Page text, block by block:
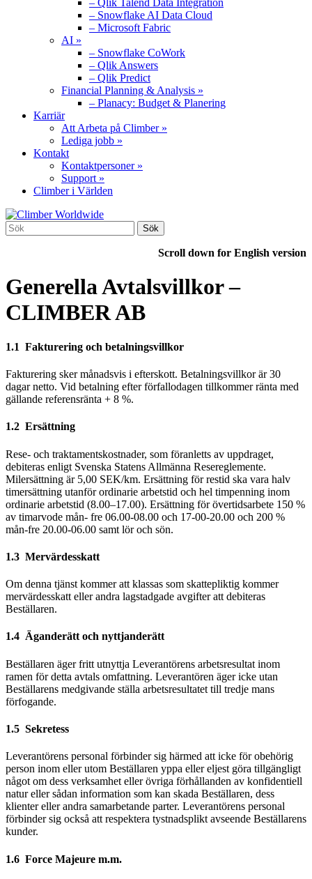
– Qlik Talend Data Integration
– Snowflake AI Data Cloud
– Microsoft Fabric
AI »
– Snowflake CoWork
– Qlik Answers
– Qlik Predict
Financial Planning & Analysis »
– Planacy: Budget & Planering
Karriär
Att Arbeta på Climber »
Lediga jobb »
Kontakt
Kontaktpersoner »
Support »
Climber i Världen
Scroll down for English version
Generella Avtalsvillkor –
CLIMBER AB
1.1 Fakturering och betalningsvillkor
Fakturering sker månadsvis i efterskott. Betalningsvillkor är 30
dagar netto. Vid betalning efter förfallodagen tillkommer ränta med
gällande referensränta + 8 %.
1.2 Ersättning
Rese- och traktamentskostnader, som föranletts av uppdraget,
debiteras enligt Svenska Statens Allmänna Resereglemente.
Milersättning är 5,00 SEK/km. Ersättning för restid ska vara halv
timersättning utanför ordinarie arbetstid och hel timpenning inom
ordinarie arbetstid (8.00–17.00). Ersättning för övertidsarbete 150 %
av timarvode mån- fre 06.00-08.00 och 17-00-20.00 och 200 %
mån-fre 20.00-06.00 samt lör och sön.
1.3 Mervärdesskatt
Om denna tjänst kommer att klassas som skattepliktig kommer
mervärdesskatt eller andra lagstadgade avgifter att debiteras
Beställaren.
1.4 Äganderätt och nyttjanderätt
Beställaren äger fritt utnyttja Leverantörens arbetsresultat inom
ramen för detta avtals omfattning. Leverantören äger icke utan
Beställarens medgivande ställa arbetsresultatet till tredje mans
förfogande.
1.5 Sekretess
Leverantörens personal förbinder sig härmed att icke för obehörig
person inom eller utom Beställaren yppa eller eljest göra tillgängligt
något om dess verksamhet eller övriga förhållanden av konfidentiell
natur eller sådan information som kan skada Beställaren, dess
klienter eller andra samarbetande parter. Leverantörens personal
förbinder sig också att respektera tystnadsplikt avseende Beställarens
kunder.
1.6 Force Majeure m.m.